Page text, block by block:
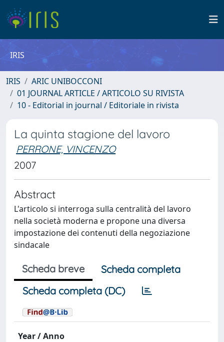
IRIS
IRIS
ARIC UNIBOCCONI
01 JOURNAL ARTICLE / ARTICOLO SU RIVISTA
10 - Editorial in journal / Editoriale in rivista
La quinta stagione del lavoro
PERRONE, VINCENZO
2007
Abstract
L'articolo si interroga sulla centralità del lavoro
nella società moderna e propone una diversa
impostazione dei contenuti della negoziazione
sindacale
Scheda breve
Scheda completa
Scheda completa (DC)
Year / Anno